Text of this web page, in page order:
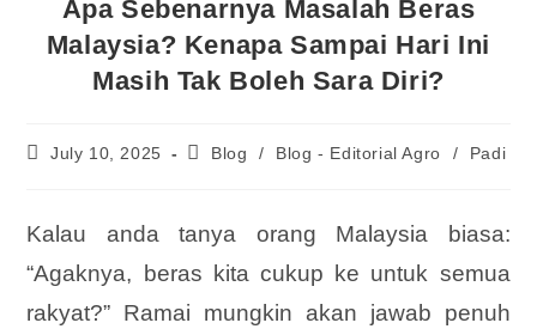
Apa Sebenarnya Masalah Beras
Malaysia? Kenapa Sampai Hari Ini
Masih Tak Boleh Sara Diri?
July 10, 2025 Blog / Blog - Editorial Agro / Padi
Kalau anda tanya orang Malaysia biasa:
“Agaknya, beras kita cukup ke untuk semua
rakyat?” Ramai mungkin akan jawab penuh